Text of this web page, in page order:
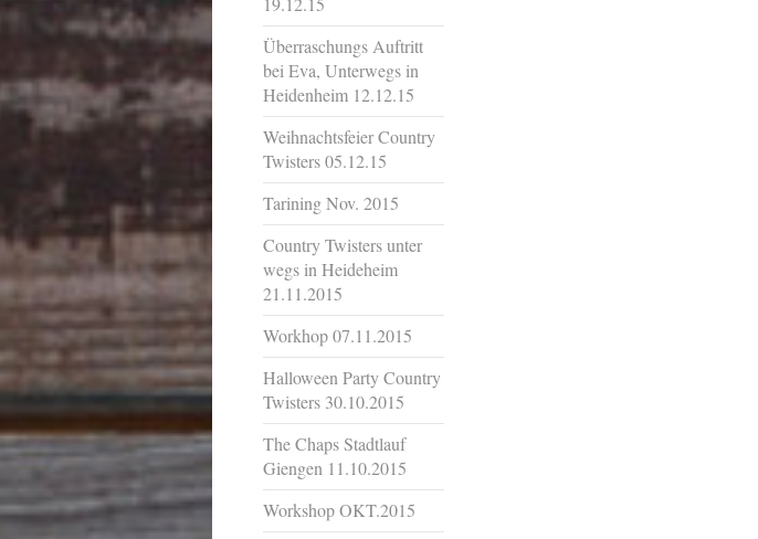
Überraschungs Auftritt
bei Eva, Unterwegs in
Heidenheim 12.12.15
Weihnachtsfeier Country
Twisters 05.12.15
Tarining Nov. 2015
Country Twisters unter
wegs in Heideheim
21.11.2015
Workhop 07.11.2015
Halloween Party Country
Twisters 30.10.2015
The Chaps Stadtlauf
Giengen 11.10.2015
Workshop OKT.2015